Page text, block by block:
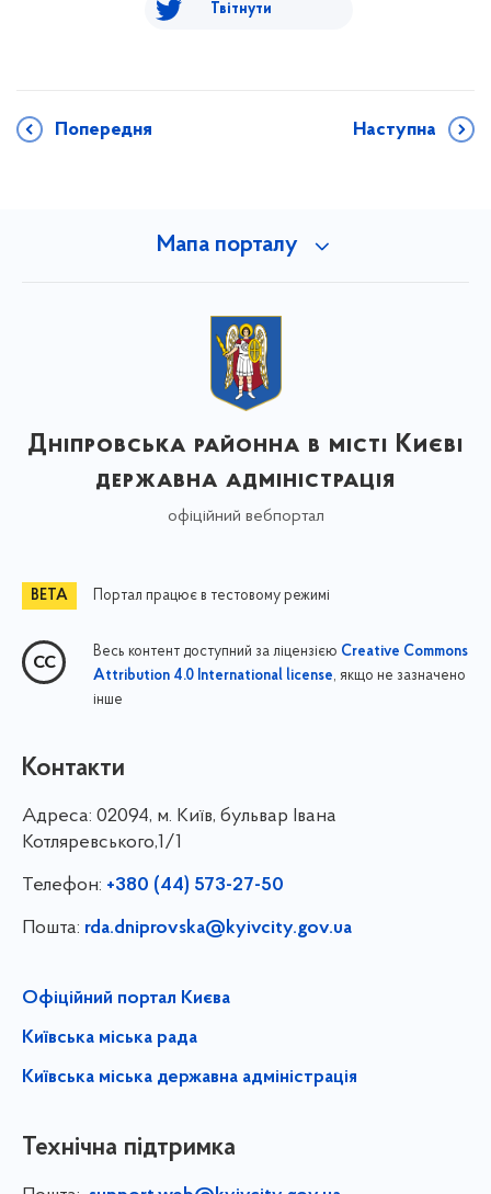
Твітнути
Попередня Наступна
Мапа порталу
Дніпровська районна в місті Києві
державна адміністрація
офіційний вебпортал
Портал працює в тестовому режимі
Весь контент доступний за ліцензією Creative Commons
Attribution 4.0 International license, якщо не зазначено
інше
Контакти
Адреса: 02094, м. Київ, бульвар Івана
Котляревського,1/1
Телефон: +380 (44) 573-27-50
Пошта: rda.dniprovska@kyivcity.gov.ua
Офіційний портал Києва
Київська міська рада
Київська міська державна адміністрація
Технічна підтримка